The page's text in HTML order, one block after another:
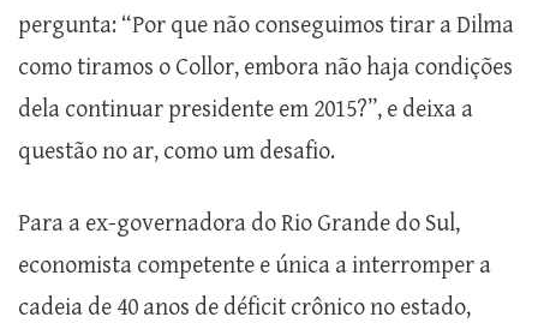
pergunta: “Por que não conseguimos tirar a Dilma
como tiramos o Collor, embora não haja condições
dela continuar presidente em 2015?”, e deixa a
questão no ar, como um desafio.
Para a ex-governadora do Rio Grande do Sul,
economista competente e única a interromper a
cadeia de 40 anos de déficit crônico no estado,